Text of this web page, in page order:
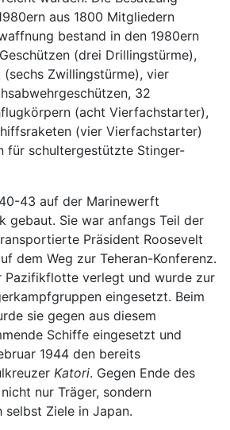
aus 1800 Mitgliedern
bestand in den 1980ern
(drei Drillingstürme),
Zwillingstürme), vier
32
(acht Vierfachstarter),
(vier Vierfachstarter)
für schultergestützte Stinger-
43 auf der Marinewerft
gebaut. Sie war anfangs Teil der
Präsident Roosevelt
dem Weg zur Teheran-Konferenz.
Pazifikflotte verlegt und wurde zur
eingesetzt. Beim
sie gegen aus diesem
Schiffe eingesetzt und
1944 den bereits
Katori. Gegen Ende des
nur Träger, sondern
Ziele in Japan.